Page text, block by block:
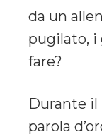
da un
pugilato, i
fare?
Durante il
parola